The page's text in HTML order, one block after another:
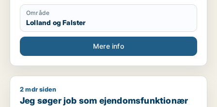
Område
Lolland og Falster
Mere info
Jeg søger job som ejendomsfunktionær
2 mdr siden
Jeg søger job som ejendomsfunktionær